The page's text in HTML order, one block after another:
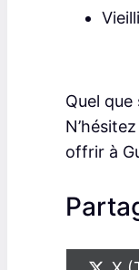
Quel
offrir à